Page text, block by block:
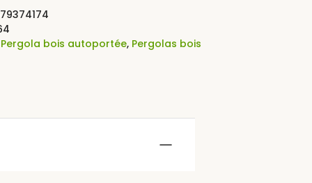
Pergola bois autoportée, Pergolas bois